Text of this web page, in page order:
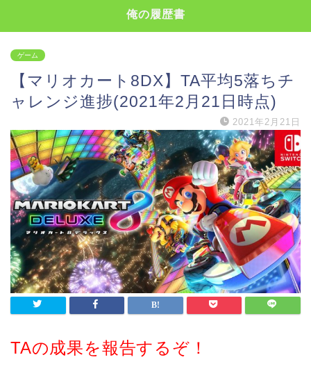
俺の履歴書
ゲーム
【マリオカート8DX】TA平均5落ちチ
ャレンジ進捗(2021年2月21日時点)
2021年2月21日
TAの成果を報告するぞ！